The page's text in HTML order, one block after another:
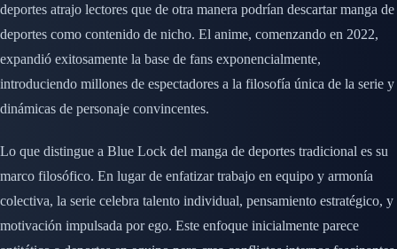
deportes atrajo lectores que de otra manera podrían descartar manga de
deportes como contenido de nicho. El anime, comenzando en 2022,
expandió exitosamente la base de fans exponencialmente,
introduciendo millones de espectadores a la filosofía única de la serie y
dinámicas de personaje convincentes.
Lo que distingue a Blue Lock del manga de deportes tradicional es su
marco filosófico. En lugar de enfatizar trabajo en equipo y armonía
colectiva, la serie celebra talento individual, pensamiento estratégico, y
motivación impulsada por ego. Este enfoque inicialmente parece